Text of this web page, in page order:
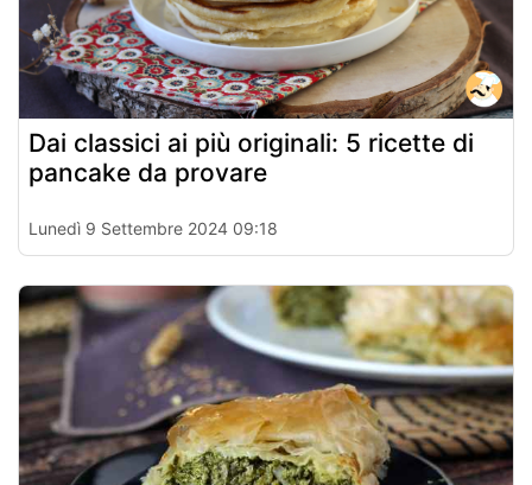
Dai classici ai più originali: 5 ricette di
pancake da provare
Lunedì 9 Settembre 2024 09:18